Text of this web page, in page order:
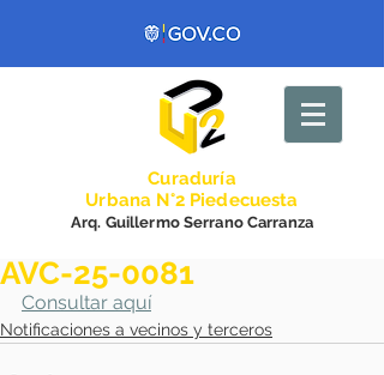
Curaduría
Urbana N°2 Piedecuesta
Arq. Guillermo Serrano Carranza
AVC-25-0081
Consultar aquí
Notificaciones a vecinos y terceros